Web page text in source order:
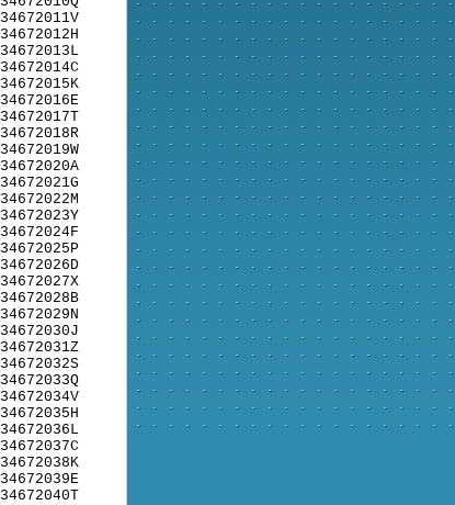
34672011V
34672012H
34672013L
34672014C
34672015K
34672016E
34672017T
34672018R
34672019W
34672020A
34672021G
34672022M
34672023Y
34672024F
34672025P
34672026D
34672027X
34672028B
34672029N
34672030J
34672031Z
34672032S
34672033Q
34672034V
34672035H
34672036L
34672037C
34672038K
34672039E
34672040T